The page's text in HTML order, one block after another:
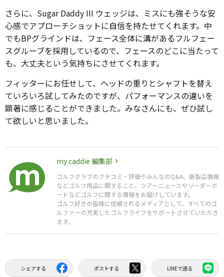
さらに、Sugar Daddy III ウェッジは、ミスにも強そうな安
心感でアプローチショットに自信を持たせてくれます。中
でもBPグラインドは、フェース全体に溝があるフルフェー
スグルーブを採用しているので、フェースのどこに当たって
も、大丈夫という気持ちにさせてくれます。
フィッターにお任せして、ヘッドの重りとシャフトを替え
ていろいろ試してみたのですが、パフォーマンスの違いを
顕著に感じることができました。みなさんにも、ぜひ試し
て欲しいと思いました。
my caddie 編集部
ゴルフクラブのクチコミ・評価やみんなのQ&A、新製品情報
などゴルフ用品に関すること、ツアーニュースやリーダーボ
ードなどゴルフに関する情報をお届けしています。
ゴルフ好きの皆様に信頼されるメディアとして、すべてのゴ
ルファーの充実したゴルフライフをサポートさせていただき
ます。
シェアする ポストする LINEで送る